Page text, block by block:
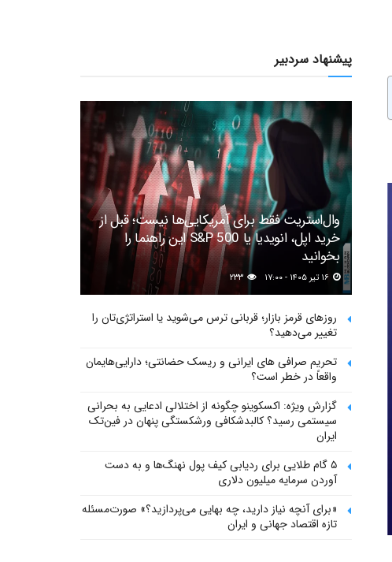
پیشنهاد سردبیر
وال‌استریت فقط برای آمریکایی‌ها نیست؛ قبل از
خرید اپل، انویدیا یا S&P 500 این راهنما را
بخوانید
روزهای قرمز بازار؛ قربانی ترس می‌شوید یا استراتژی‌تان را
تغییر می‌دهید؟
تحریم صرافی های ایرانی و ریسک حضانتی؛ دارایی‌هایمان
واقعاً در خطر است؟
گزارش ویژه: اکسکوینو چگونه از اختلالی ادعایی به بحرانی
سیستمی رسید؟ کالبدشکافی ورشکستگی پنهان در فین‌تک
ایران
۵ گام طلایی برای ردیابی کیف پول‌ نهنگ‌ها و به دست
آوردن سرمایه میلیون دلاری
«برای آنچه نیاز دارید، چه بهایی می‌پردازید؟» صورت‌مسئله
تازه اقتصاد جهانی و ایران